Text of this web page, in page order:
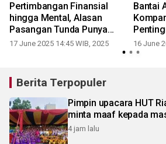
Pertimbangan Finansial
hingga Mental, Alasan
Pasangan Tunda Punya
Anak
17 June 2025 14:45 WIB, 2025
Bantai
Grup
16 June
Berita Terpopuler
Pimpin upacara HUT
minta maaf kepada
4 jam lalu